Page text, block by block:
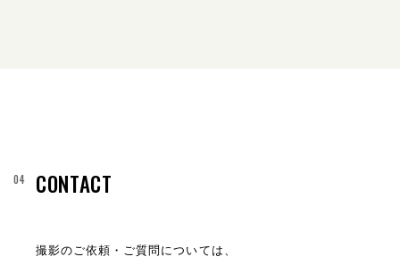
CONTACT
撮影のご依頼・ご質問については、